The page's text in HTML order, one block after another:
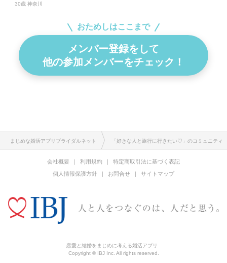
30歳 神奈川
おためしはここまで
メンバー登録をして
他の参加メンバーをチェック！
まじめな婚活アプリブライダルネット 「好きな人と旅行に行きたい♡」のコミュニティ
会社概要 利用規約
特定商取引法に基づく表記
個人情報保護方針
お問合せ サイトマップ
恋愛と結婚をまじめに考える婚活アプリ
Copyright © IBJ Inc. All rights reserved.